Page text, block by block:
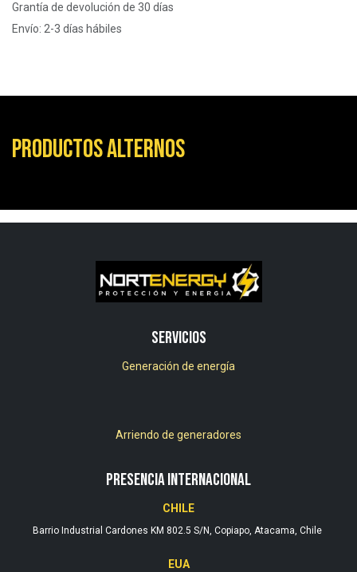
Grantía de devolución de 30 días
Envío: 2-3 días hábiles
Productos alternos
Servicios
Generación de energía
Arriendo de generadores
PRESENCIA INTERNACIONAL
CHILE
Barrio Industrial Cardones KM 802.5 S/N, Copiapo, Atacama, Chile
EUA